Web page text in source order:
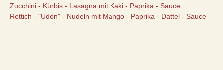
Zucchini - Kürbis - Lasagna mit Kaki - Paprika - Sauce
Rettich - "Udon" - Nudeln mit Mango - Paprika - Dattel - Sauce